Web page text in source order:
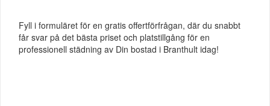
Fyll i formuläret för en gratis offertförfrågan, där du snabbt
får svar på det bästa priset och platstillgång för en
professionell städning av Din bostad i Branthult idag!